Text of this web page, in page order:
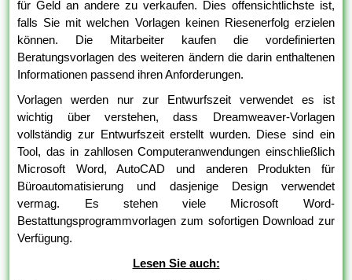
für Geld an andere zu verkaufen. Dies offensichtlichste ist,
falls Sie mit welchen Vorlagen keinen Riesenerfolg erzielen
können. Die Mitarbeiter kaufen die vordefinierten
Beratungsvorlagen des weiteren ändern die darin enthaltenen
Informationen passend ihren Anforderungen.
Vorlagen werden nur zur Entwurfszeit verwendet es ist
wichtig über verstehen, dass Dreamweaver-Vorlagen
vollständig zur Entwurfszeit erstellt wurden. Diese sind ein
Tool, das in zahllosen Computeranwendungen einschließlich
Microsoft Word, AutoCAD und anderen Produkten für
Büroautomatisierung und dasjenige Design verwendet
vermag. Es stehen viele Microsoft Word-
Bestattungsprogrammvorlagen zum sofortigen Download zur
Verfügung.
Lesen Sie auch: